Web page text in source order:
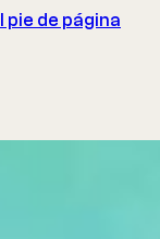
pie de página